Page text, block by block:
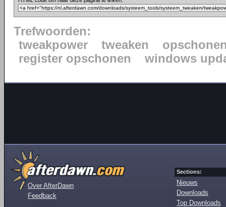
Trefwoorden:
tweakpower
tweaken
register opschonen
windows
Over AfterDawn
Feedback
Sections:
Nieuws
Downloads
Top Downloads